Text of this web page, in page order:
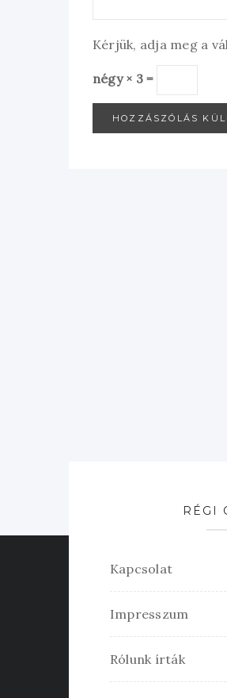
Kérjük, adja meg a
négy × 3 =
RÉGI
Kapcsolat
Impresszum
Rólunk írták